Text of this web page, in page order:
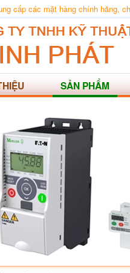
cấp các mặt hàng chính hãng,
SẢN PHẨM